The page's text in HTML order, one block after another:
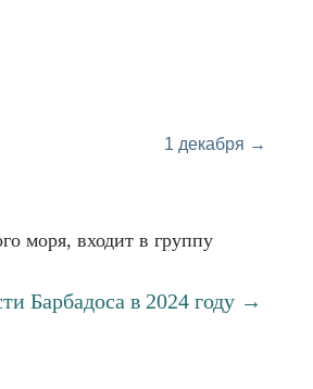
1 декабря →
моря, входит в группу
Барбадоса в 2024 году →